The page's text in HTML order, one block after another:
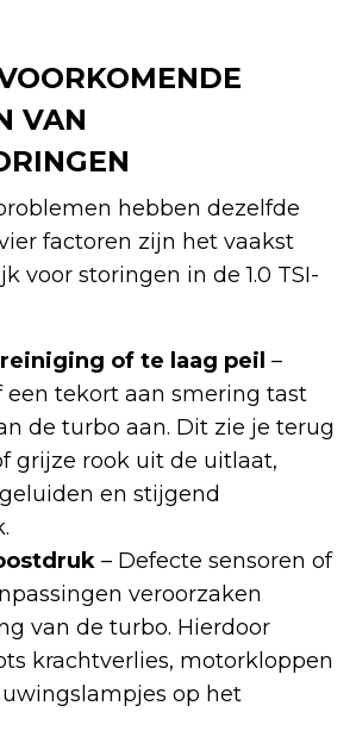
VAN
hebben dezelfde
factoren zijn het vaakst
voor storingen in de 1.0 TSI-
of te laag peil –
een tekort aan smering tast
de turbo aan. Dit zie je terug
grijze rook uit de uitlaat,
en stijgend
– Defecte sensoren of
veroorzaken
van de turbo. Hierdoor
krachtverlies, motorkloppen
op het